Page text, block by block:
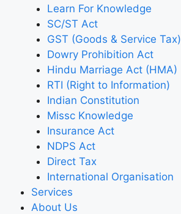
Learn For Knowledge
SC/ST Act
GST (Goods & Service Tax)
Dowry Prohibition Act
Hindu Marriage Act (HMA)
RTI (Right to Information)
Indian Constitution
Missc Knowledge
Insurance Act
NDPS Act
Direct Tax
International Organisation
Services
About Us